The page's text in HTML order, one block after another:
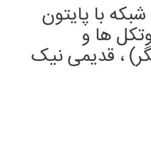
با پایتون
ها و
، قدیمی نیک